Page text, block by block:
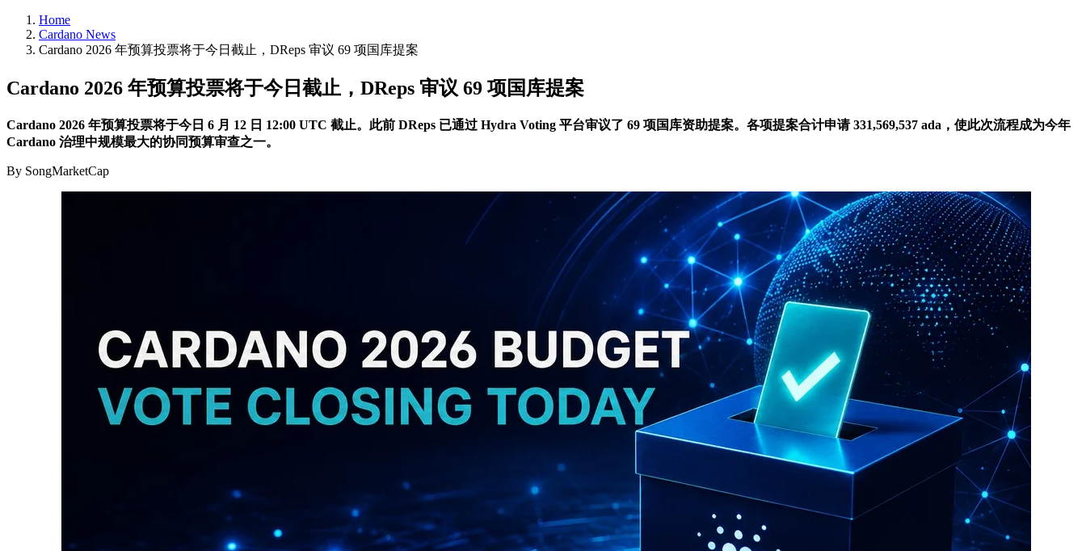
Home
Cardano News
Cardano 2026 年预算投票将于今日截止，DReps 审议 69 项国库提案
Cardano 2026 年预算投票将于今日截止，DReps 审议 69 项国库提案
Cardano 2026 年预算投票将于今日 6 月 12 日 12:00 UTC 截止。此前 DReps 已通过 Hydra Voting 平台审议了 69 项国库资助提案。各项提案合计申请 331,569,537 ada，使此次流程成为今年
Cardano 治理中规模最大的协同预算审查之一。
By SongMarketCap